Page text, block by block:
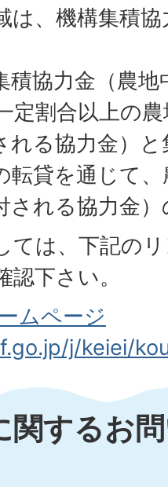
は、機構集積
積協力金（農
定割合以上の
れる協力金）
転貸を通じて
される協力金
ては、下記の
下さい。
ムページ
j/keiei/
関するお